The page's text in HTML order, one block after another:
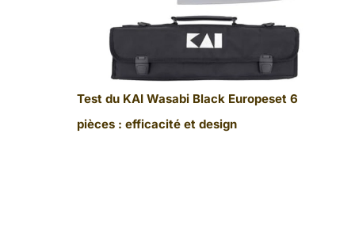
Test du KAI Wasabi Black Europeset 6
pièces : efficacité et design